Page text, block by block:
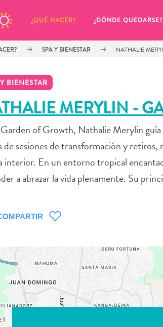
¿QUÉ HACER? ¿DÓNDE QUEDARSE?
SPA Y BIENESTAR NATHALIE
BIENESTAR
MERYLIN -
of Growth, Nathalie Merylin
de sesiones de transformación y
interior. En un entorno tropical
a abrazar la vida plenamente. Su
has guardado